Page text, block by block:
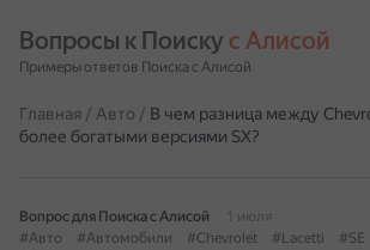
Вопросы к Поиску с Алисой
Примеры ответов Поиска с Алисой
Главная / Авто / В чем разница между
более богатыми версиями SX?
Вопрос для Поиска с Алисой
1 июля
#Авто
#Автомобили #Chevrolet #Lacetti #SE